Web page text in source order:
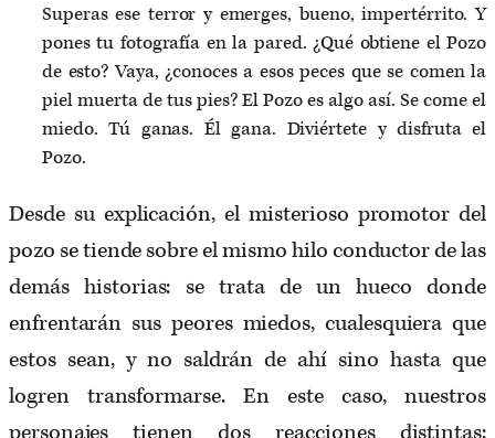
Superas ese terror y emerges, bueno, impertérrito. Y
pones tu fotografía en la pared. ¿Qué obtiene el Pozo
de esto? Vaya, ¿conoces a esos peces que se comen la
piel muerta de tus pies? El Pozo es algo así. Se come el
miedo. Tú ganas. Él gana. Diviértete y disfruta el
Pozo.
Desde su explicación, el misterioso promotor del
pozo se tiende sobre el mismo hilo conductor de las
demás historias: se trata de un hueco donde
enfrentarán sus peores miedos, cualesquiera que
estos sean, y no saldrán de ahí sino hasta que
logren transformarse. En este caso, nuestros